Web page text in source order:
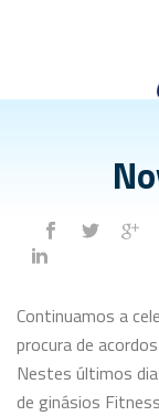
Continuamos a
procura de
Nestes últimos
de ginásios